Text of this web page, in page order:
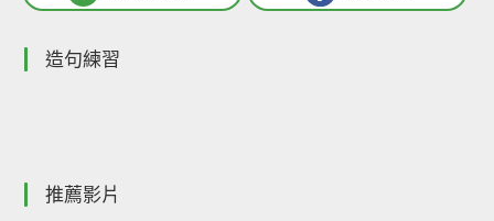
造句練習
推薦影片